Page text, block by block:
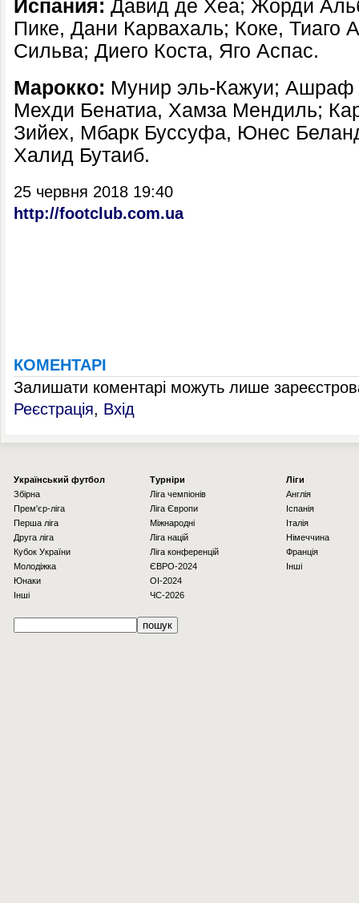
Испания: Давид де Хеа; Жорди
Пике, Дани Карвахаль; Коке, Тиаго
Сильва; Диего Коста, Яго Аспас.
Марокко: Мунир эль-Кажуи; Ашраф
Мехди Бенатиа, Хамза Мендиль;
Зийех, Мбарк Буссуфа, Юнес
Халид Бутаиб.
25 червня 2018 19:40
http://footclub.com.ua
КОМЕНТАРІ
Залишати коментарі можуть лише
Реєстрація, Вхід
Українcький футбол
Збірна
Прем'єр-ліга
Перша ліга
Друга ліга
Кубок України
Молодіжка
Юнаки
Інші
Турніри
Ліга чемпіонів
Ліга Європи
Міжнародні
Ліга націй
Ліга конференцій
ЄВРО-2024
OI-2024
ЧС-2026
Ліги
Англія
Іспанія
Італія
Німеччина
Франція
Інші